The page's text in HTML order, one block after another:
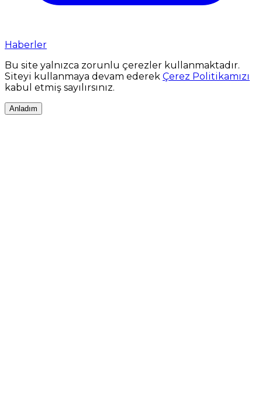
Haberler
Bu site yalnızca zorunlu çerezler kullanmaktadır.
Siteyi kullanmaya devam ederek Çerez Politikamızı
kabul etmiş sayılırsınız.
Anladım